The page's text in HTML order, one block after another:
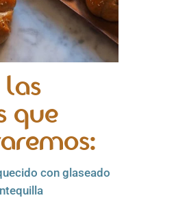
las
que
con glaseado